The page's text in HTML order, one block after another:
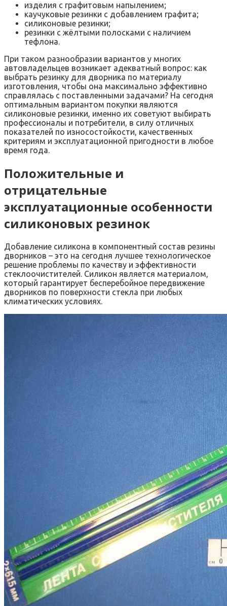
изделия с графитовым напылением;
каучуковые резинки с добавлением графита;
силиконовые резинки;
резинки с жёлтыми полосками с наличием
тефлона.
При таком разнообразии вариантов у многих
автовладельцев возникает адекватный вопрос: как
выбрать резинку для дворника по материалу
изготовления, чтобы она максимально эффективно
справлялась с поставленными задачами? На сегодня
оптимальным вариантом покупки являются
силиконовые резинки, именно их советуют выбирать
профессионалы и потребители, в силу отличных
показателей по износостойкости, качественных
критериям и эксплуатационной пригодности в любое
время года.
Положительные и
отрицательные
эксплуатационные особенности
силиконовых резинок
Добавление силикона в компонентный состав резины
дворников – это на сегодня лучшее технологическое
решение проблемы по качеству и эффективности
стеклоочистителей. Силикон является материалом,
который гарантирует бесперебойное передвижение
дворников по поверхности стекла при любых
климатических условиях.